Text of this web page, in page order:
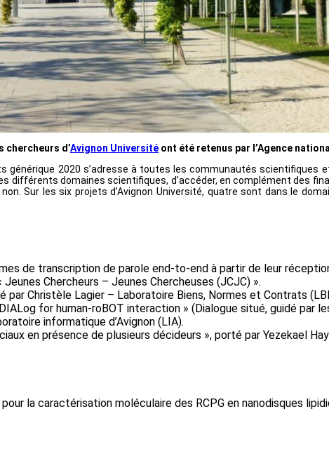
chercheurs d’Avignon Université ont été retenus par l’Agence
générique 2020 s’adresse à toutes les communautés
différents domaines scientifiques, d’accéder, en complément des
Sur les six projets d’Avignon Université, quatre sont dans le
de transcription de parole end-to-end à partir de leur
Chercheurs – Jeunes Chercheuses (JCJC) ».
par Christèle Lagier – Laboratoire Biens, Normes et Contrats
for human-roBOT interaction » (Dialogue situé, guidé par
informatique d’Avignon (LIA).
en présence de plusieurs décideurs », porté par Yezekael
la caractérisation moléculaire des RCPG en nanodisques